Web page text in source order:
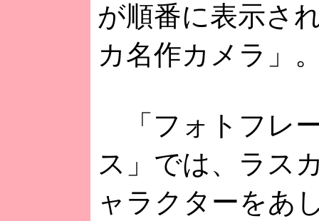
が順番に表示さ
カ名作カメラ」
「フォトフレ
ス」では、ラス
ャラクターをあ